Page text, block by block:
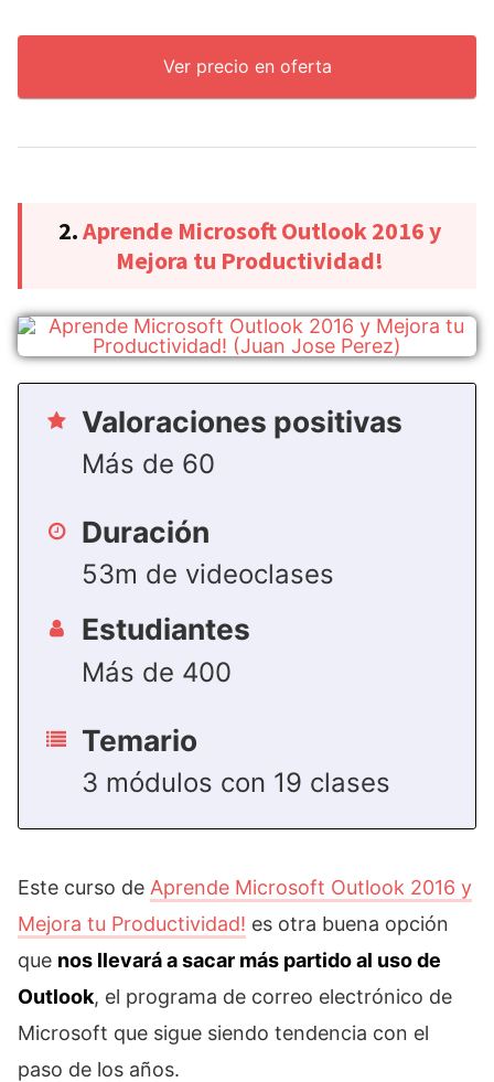
Ver precio en oferta
2.Aprende Microsoft Outlook 2016 y
Mejora tu Productividad!
Valoraciones positivas
Más de 60
Duración
53m de videoclases
Estudiantes
Más de 400
Temario
3 módulos con 19 clases
Este curso de Aprende Microsoft Outlook 2016 y
Mejora tu Productividad! es otra buena opción
que nos llevará a sacar más partido al uso de
Outlook, el programa de correo electrónico de
Microsoft que sigue siendo tendencia con el
paso de los años.